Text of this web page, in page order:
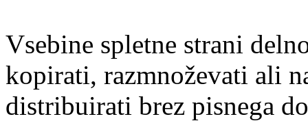
Vsebine spletne strani
kopirati, razmnoževati ali
distribuirati brez pisnega